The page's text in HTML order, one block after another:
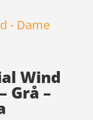
Wind
Grå –